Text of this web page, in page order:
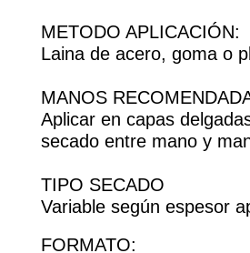
METODO APLICACIÓN:
Laina de acero, goma o
MANOS
Aplicar en capas
secado entre mano y
TIPO SECADO
Variable según espesor
FORMATO: